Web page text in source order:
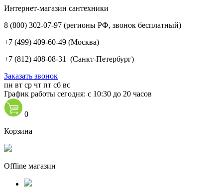
Интернет-магазин сантехники
8 (800) 302-07-97 (регионы РФ, звонок бесплатный)
+7 (499) 409-60-49 (Москва)
+7 (812) 408-08-31 (Санкт-Петербург)
Заказать звонок
пн вт ср чт пт сб вс
График работы сегодня: с 10:30 до 20 часов
0
Корзина
Offline магазин